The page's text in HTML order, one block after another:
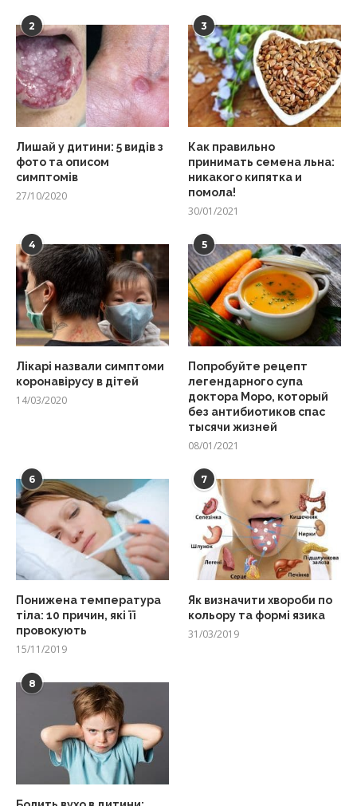
2
Лишай у дитини: 5 видів з
фото та описом
симптомів
27/10/2020
3
Как правильно
принимать семена льна:
никакого кипятка и
помола!
30/01/2021
4
Лікарі назвали симптоми
коронавірусу в дітей
14/03/2020
5
Попробуйте рецепт
легендарного супа
доктора Моро, который
без антибиотиков спас
тысячи жизней
08/01/2021
6
Понижена температура
тіла: 10 причин, які її
провокують
15/11/2019
7
Як визначити хвороби по
кольору та формі язика
31/03/2019
8